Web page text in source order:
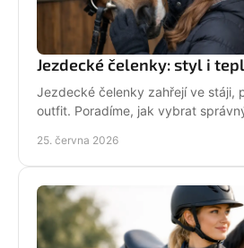
Jezdecké čelenky: styl i
Jezdecké čelenky zahřejí ve stáji,
outfit. Poradíme, jak vybrat
25. června 2026